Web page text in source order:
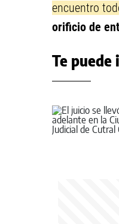
encuentro
orificio de
Te puede